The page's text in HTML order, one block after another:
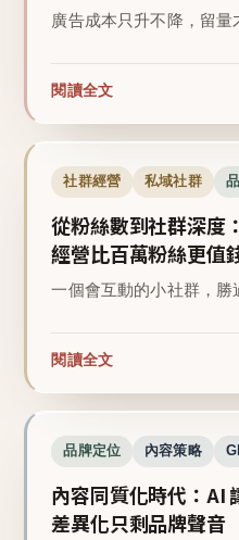
廣告成本只升不降，留量
閱讀全文
社群經營 私域社群
從粉絲數到社群深度
經營比百萬粉絲更值
一個會互動的小社群，勝
閱讀全文
品牌定位 內容策略
內容同質化時代：AI
差異化只剩品牌聲音